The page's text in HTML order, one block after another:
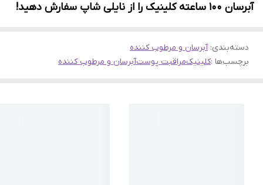
آبرسان ۱۰۰ ساعته کلینیک را از نایلی شاپ سفارش دهید!
دسته‌بندی:آبرسان و مرطوب کننده
برچسب‌ها :کلینیکمراقبت پوستآبرسان و مرطوب کننده